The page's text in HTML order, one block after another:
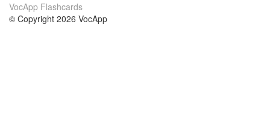
VocApp Flashcards
© Copyright 2026 VocApp